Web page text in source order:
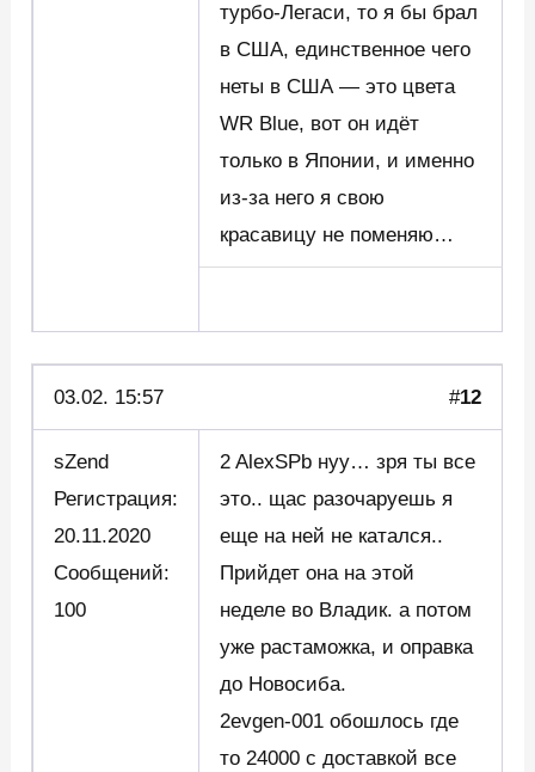
турбо-Легаси, то я бы брал
в США, единственное чего
неты в США — это цвета
WR Blue, вот он идёт
только в Японии, и именно
из-за него я свою
красавицу не поменяю…
03.02. 15:57 #12
sZend
Регистрация:
20.11.2020
Сообщений:
100
2 AlexSPb нуу… зря ты все
это.. щас разочаруешь я
еще на ней не катался..
Прийдет она на этой
неделе во Владик. а потом
уже растаможка, и оправка
до Новосиба.
2evgen-001 обошлось где
то 24000 с доставкой все